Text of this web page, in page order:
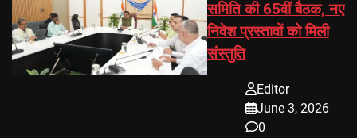
समिति की 65वीं बैठक, नए
निवेश प्रस्तावों को मिली
संस्तुति
Editor
June 3, 2026
0